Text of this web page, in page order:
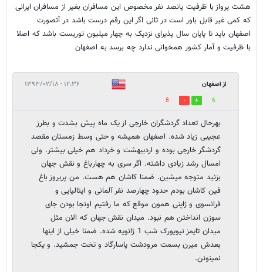
هشت پرواز با ظرفیت پانصد نفر مخصوص این مسافران بغیر از مسافران ایرانی
که کمی غیر قابل باور است در ثانی اگر این رقم درست باشد در آنصورت
اصفهان باید تا پایان سال پذیرای نزدیک به چهار میلیون توریست باشد که اصلا
با ظرفیت و آمار کشور همخوانی ندارد چه برسد به اصفهان
از اصفهان ۱۲:۳۶ - ۱۳۹۳/۰۲/۱۸
6
8
بهرحال تعداد گردشگران خارجی از یک ماه پیش بشدت و بطرز
عجیبی زیاد شده. اصفهان همیشه و حتی وسط زمستان مقصد
گردشگر خارجی بوده و اردیبهشت و خرداد هم خیلی بیشتر. ولی
امسال رشد زیادی داشته. اگر سری به چهارباغ و نقش جهان
بزنید متوجه میشین. ضمنا کاشان هم هست. من پریروز باغ
فین کاشان بودم حدود چهارصد نفر آلمانی و ایتالیایی و
فرانسوی و ژاپنی همون موقع که ما رفتیم اونجا بودن جای
سوزن انداختن هم نبود. میدان نقش جهان که الان مثل
میدان تایمز نیویورک شب 1 ژانویه شده. ضمنا خیلی از اینها
بعدش میرن بسمت مرودشت پاسارگاد و تخت جمشید. و یکجا
نمینونن.